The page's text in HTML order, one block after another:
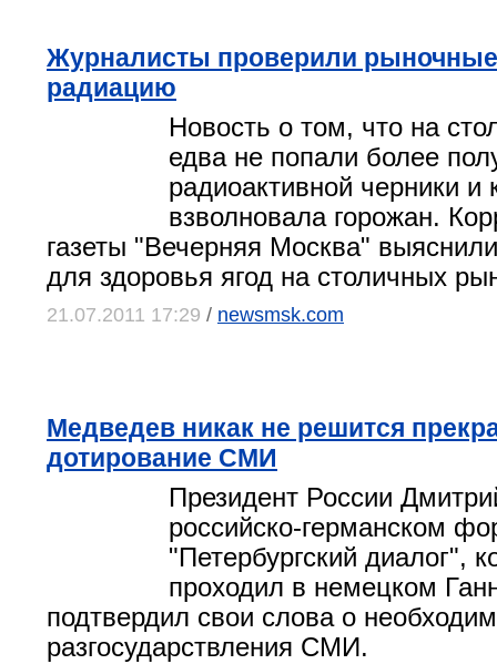
Журналисты проверили
радиацию
Новость о том, что на
едва не попали более
радиоактивной черники и
взволновала горожан.
газеты "Вечерняя Москва"
для здоровья ягод на столичных
21.07.2011 17:29 / newsmsk.com
Медведев никак не решится
дотирование СМИ
Президент России
российско-германском
"Петербургский диалог",
проходил в немецком
подтвердил свои слова о
разгосударствления СМИ.